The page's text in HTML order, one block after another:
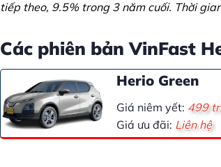
tiếp theo, 9.5% trong 3 năm cuối. Thời
Các phiên bản VinFast
Herio Green
Giá niêm yết: 499
Giá ưu đãi: Liên hệ